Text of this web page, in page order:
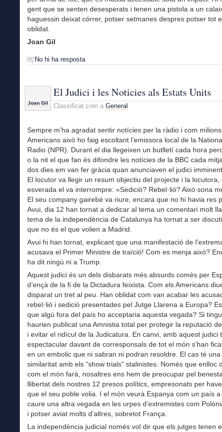
gent que se senten desesperats i tenen una pistola a un
haguessin deixat córrer, potser setmanes despres potser tot
oblidat.
Joan Gil
No hi ha resposta
Joan Gil
El Judici i les Noticies als Estats Units
Classificat com a General
Sempre m’ha agradat sentir notícies per la ràdio i com
Americans això ho faig escoltant l’emissora local de la
Radio (NPR). Durant el dia llegeixen un butlletí cada hora
o la nit el que fan és difondre les notícies de la BBC cada
dos dies em van fer gràcia quan anunciaven el judici
El locutor va llegir un resum objectiu del projecte i la locutora,
esverada el va interrompre: «Sedició? Rebel·lió? Això sona
El seu company gairebé va riure, encara que no hi havia res
Avui, dia 12 han tornat a dedicar al tema un comentari molt
tema de la independència de Catalunya ha tornat a ser
que no és el que volien a Madrid.
Avui hi han tornat, explicant que una manifestació de
acusava el Primer Ministre de traïció! Com es menja això?
ha dit ningú ni a Trump.
Aquest judici és un dels disbarats més absurds comès per
d’ençà de la fi de la Dictadura feixista. Com els Americans
disparat un tret al peu. Han oblidat com van acabar les
rebel·lió i sedició presentades pel Jutge Llarena a Europa?
que algú fora del país ho acceptaria aquesta vegada? Si
haurien publicat una Amnistia total per protegir la reputació
i evitar el ridícul de la Judicatura. En canvi, amb aquest judici
espectacular davant de corresponsals de tot el món s’han
en un embolic que ni sabran ni podran resoldre. El cas té
similaritat amb els “show trials” stalinistes. Només que enlloc
com el món farà, nosaltres ens hem de preocupar pel
llibertat dels nostres 12 presos polítics, empresonats per
que el seu poble volia. I el món veurà Espanya com un país
caure una altra vegada en les urpes d’extremistes com
i potser aviat molts d’altres, sobretot França.
La independència judicial només vol dir que els jutges tenen